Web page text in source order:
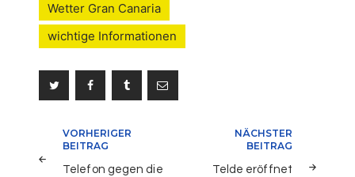
Wetter Gran Canaria
wichtige Informationen
Beitragsnavigation
VORHERIGER
BEITRAG
Telefon gegen die
NÄCHSTER
BEITRAG
Telde eröffnet